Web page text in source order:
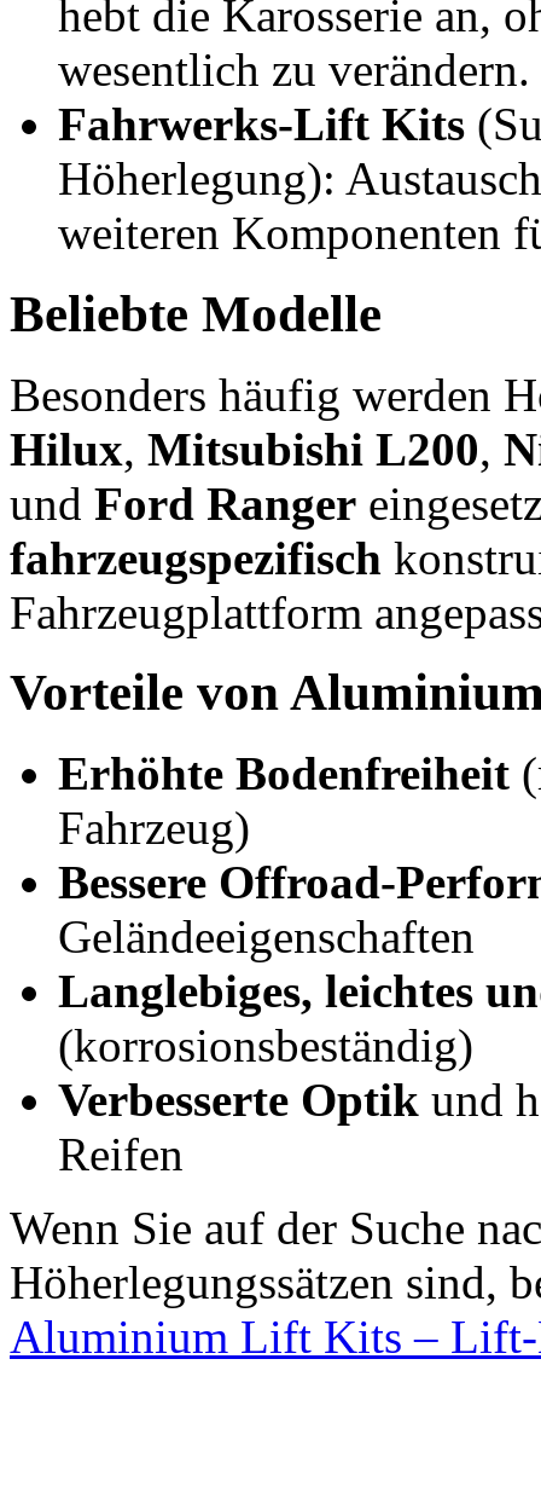
hebt die Karosserie an,
wesentlich zu verändern.
Fahrwerks-Lift Kits
Höherlegung):
weiteren Komponenten
Beliebte Modelle
Besonders häufig werden
Hilux, Mitsubishi L200,
und Ford Ranger
fahrzeugspezifisch
Fahrzeugplattform
Vorteile von
Erhöhte Bodenfreiheit
Fahrzeug)
Bessere Offroad-
Geländeeigenschaften
Langlebiges, leichtes
(korrosionsbeständig)
Verbesserte Optik und
Reifen
Wenn Sie auf der Suche
Höherlegungssätzen sind,
Aluminium Lift Kits –